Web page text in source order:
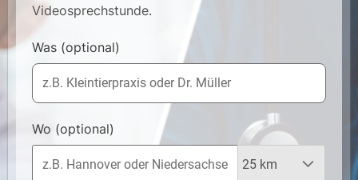
Videosprechstunde.
Was (optional)
Wo (optional)